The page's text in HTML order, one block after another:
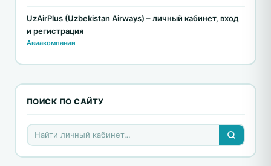
UzAirPlus (Uzbekistan Airways) – личный кабинет, вход
и регистрация
Авиакомпании
ПОИСК ПО САЙТУ